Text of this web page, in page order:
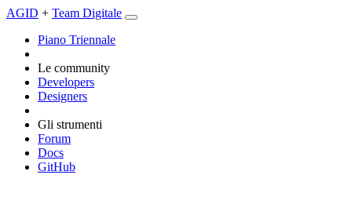
AGID + Team Digitale
Piano Triennale
Le community
Developers
Designers
Gli strumenti
Forum
Docs
GitHub